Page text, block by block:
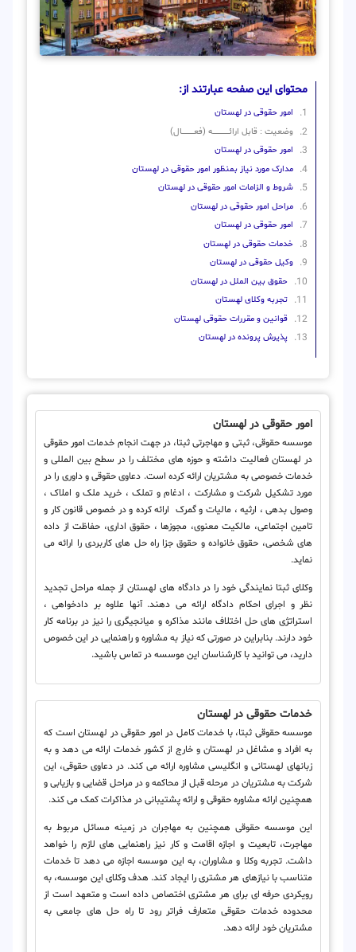
محتوای این صفحه عبارتند از:
امور حقوقی در لهستان
وضعیت : قابل ارائــــــــــــــــــــه (فعـــــــــــــــال)
امور حقوقی در لهستان
مدارک مورد نیاز بمنظور امور حقوقی در لهستان
شروط و الزامات امور حقوقی در لهستان
مراحل امور حقوقی در لهستان
امور حقوقی در لهستان
خدمات حقوقی در لهستان
وکیل حقوقی در لهستان
حقوق بین الملل در لهستان
تجربه وکلای لهستان
قوانین و مقررات حقوقی لهستان
پذیرش پرونده در لهستان
امور حقوقی در لهستان
موسسه حقوقی، ثبتی و مهاجرتی ثبتا، در جهت انجام خدمات امور حقوقی
در لهستان فعالیت داشته و حوزه های مختلف را در سطح بین المللی و
خدمات خصوصی به مشتریان ارائه کرده است. دعاوی حقوقی و داوری را در
مورد تشکیل شرکت و مشارکت ، ادغام و تملک ، خرید ملک و املاک ،
وصول بدهی ، ارثیه ، مالیات و گمرک ارائه کرده و در خصوص قانون کار و
تامین اجتماعی، مالکیت معنوی، مجوزها ، حقوق اداری، حفاظت از داده
های شخصی، حقوق خانواده و حقوق جزا راه حل های کاربردی را ارائه می
نماید.
وکلای ثبتا نمایندگی خود را در دادگاه های لهستان از جمله مراحل تجدید
نظر و اجرای احکام دادگاه ارائه می دهند. آنها علاوه بر دادخواهی ،
استراتژی های حل اختلاف مانند مذاکره و میانجیگری را نیز در برنامه کار
خود دارند. بنابراین در صورتی که نیاز به مشاوره و راهنمایی در این خصوص
دارید، می توانید با کارشناسان این موسسه در تماس باشید.
خدمات حقوقی در لهستان
موسسه حقوقی ثبتا، با خدمات کامل در امور حقوقی در لهستان است که
به افراد و مشاغل در لهستان و خارج از کشور خدمات ارائه می دهد و به
زبانهای لهستانی و انگلیسی مشاوره ارائه می کند. در دعاوی حقوقی، این
شرکت به مشتریان در مرحله قبل از محاکمه و در مراحل قضایی و بازیابی و
همچنین ارائه مشاوره حقوقی و ارائه پشتیبانی در مذاکرات کمک می کند.
این موسسه حقوقی همچنین به مهاجران در زمینه مسائل مربوط به
مهاجرت، تابعیت و اجازه اقامت و کار نیز راهنمایی های لازم را خواهد
داشت. تجربه وکلا و مشاوران، به این موسسه اجازه می دهد تا خدمات
متناسب با نیازهای هر مشتری را ایجاد کند. هدف وکلای این موسسه، به
رویکردی حرفه ای برای هر مشتری اختصاص داده است و متعهد است از
محدوده خدمات حقوقی متعارف فراتر رود تا راه حل های جامعی به
مشتریان خود ارائه دهد.